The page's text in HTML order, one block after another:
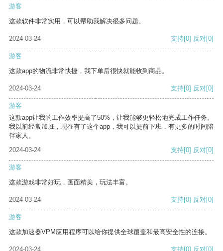
游客
这款软件非常实用，可以帮助我解决很多问题。
2024-03-24 支持[0] 反对[0]
游客
这款app的物流非常快捷，我下单后很快就能收到商品。
2024-03-24 支持[0] 反对[0]
游客
这款app让我的工作效率提高了50%，让我能够更轻松地完成工作任务。
我以前经常加班，现在有了这个app，我可以提前下班，有更多的时间陪
伴家人。
2024-03-24
支持[0] 反对[0]
游客
这款游戏非常好玩，画面精美，玩法丰富。
2024-03-24 支持[0] 反对[0]
游客
这款加速器VPM应用程序可以给你提供全球覆盖和最高安全性的连接。
2024-03-24 支持[0] 反对[0]